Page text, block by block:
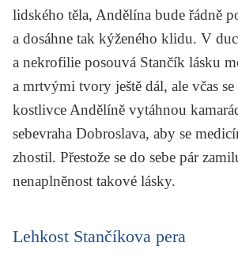
lidského těla, Andělína bude řádně
a dosáhne tak kýženého klidu. V
a nekrofilie posouvá Stančík lásku
a mrtvými tvory ještě dál, ale včas se
kostlivce Andělíně vytáhnou
sebevraha Dobroslava, aby se
zhostil. Přestože se do sebe pár
nenaplněnost takové lásky.
Lehkost Stančíkova pera